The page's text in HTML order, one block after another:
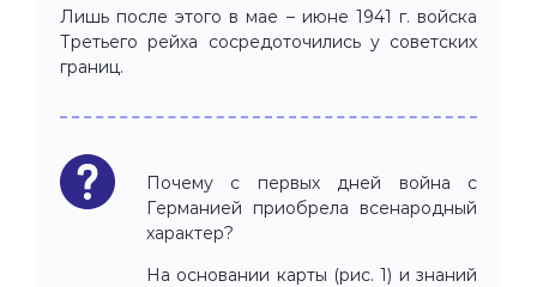
Лишь после этого в мае – июне 1941 г. войска
Третьего рейха сосредоточились у советских
границ.
Почему с первых дней война с
Германией приобрела всенародный
характер?
На основании карты (рис. 1) и знаний